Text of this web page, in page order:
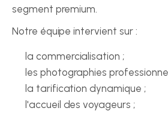
segment premium.
Notre équipe intervient sur :
la commercialisation ;
les photographies
la tarification dynamique ;
l'accueil des voyageurs ;